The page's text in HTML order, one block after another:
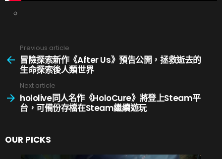
more
Previous article
冒險探索新作《After Us》預告公開，拯救逝去的
生命探索後人類世界
Next article
hololive同人名作《HoloCure》將登上Steam平
台，可備份存檔在Steam繼續遊玩
OUR PICKS